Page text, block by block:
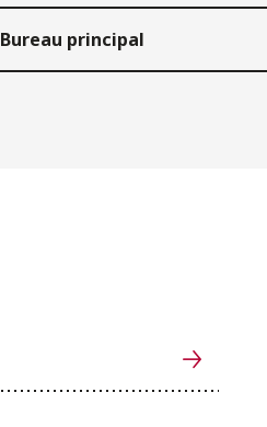
Bureau principal